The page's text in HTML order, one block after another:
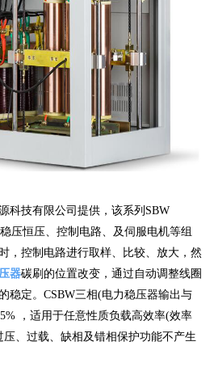
科技有限公司提供，该系列SBW
压恒压、控制电路、及伺服电机等组
，控制电路进行取样、比较、放大，然
器碳刷的位置改变，通过自动调整线圈
稳定。CSBW三相(电力稳压器输出与
，适用于任意性质负载高效率(效率
、过载、缺相及错相保护功能不产生